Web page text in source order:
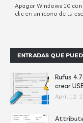
Apagar Windows 10
clic en un icono de tu
ENTRADAS QUE
Rufus
crear
April 12,
Attribute